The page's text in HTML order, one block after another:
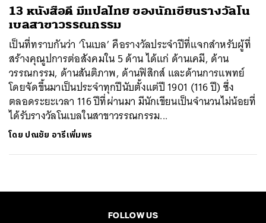
13 หนังสือดี มีแปลไทย ของนักเขียนรางวัลโน
เบลสาขาวรรณกรรม
เป็นที่ทราบกันว่า ‘โนเบล’ คือรางวัลประจำปีที่แจกสำหรับผู้ที่
สร้างคุณูปการต่อสังคมใน 5 ด้าน ได้แก่ ด้านเคมี, ด้าน
วรรณกรรม, ด้านสันติภาพ, ด้านฟิสิกส์ และด้านการแพทย์
โดยจัดขึ้นมาเป็นประจำทุกปีนับตั้งแต่ปี 1901 (116 ปี) ซึ่ง
ตลอดระยะเวลา 116 ปีที่ผ่านมา มีนักเขียนเป็นจำนวนไม่น้อยที่
ได้รับรางวัลโนเบลในสาขาวรรณกรรม...
โดย ปณชัย อารีเพิ่มพร
FOLLOW US
ค้นหา
SHARE